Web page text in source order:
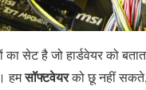
का सेट है जो हार्डवेयर को
हमसॉफ्टवेयरको छू नहीं